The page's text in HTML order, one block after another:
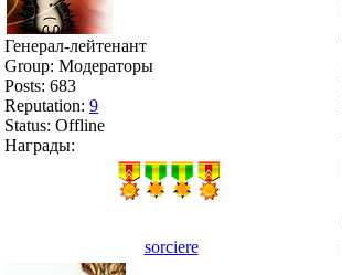
Генерал-лейтенант
Group: Модераторы
Posts: 683
Reputation: 9
Status: Offline
Награды:
sorciere